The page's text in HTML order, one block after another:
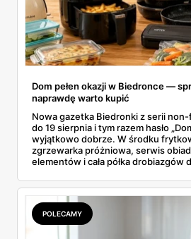
Dom pełen okazji w Biedronce —
naprawdę warto kupić
Nowa gazetka Biedronki z serii
do 19 sierpnia i tym razem hasło
wyjątkowo dobrze. W środku
zgrzewarka próżniowa, serwis
elementów i cała półka drobiazgów
się przy półce z samego rana.
POLECAMY